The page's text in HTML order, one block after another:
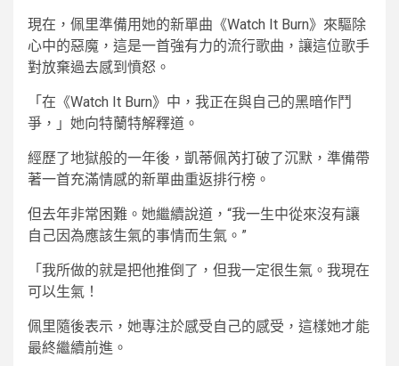
現在，佩里準備用她的新單曲《Watch It Burn》來驅除
心中的惡魔，這是一首強有力的流行歌曲，讓這位歌手
對放棄過去感到憤怒。
「在《Watch It Burn》中，我正在與自己的黑暗作鬥
爭，」她向特蘭特解釋道。
經歷了地獄般的一年後，凱蒂佩芮打破了沉默，準備帶
著一首充滿情感的新單曲重返排行榜。
但去年非常困難。她繼續說道，“我一生中從來沒有讓
自己因為應該生氣的事情而生氣。”
「我所做的就是把他推倒了，但我一定很生氣。我現在
可以生氣！
佩里隨後表示，她專注於感受自己的感受，這樣她才能
最終繼續前進。